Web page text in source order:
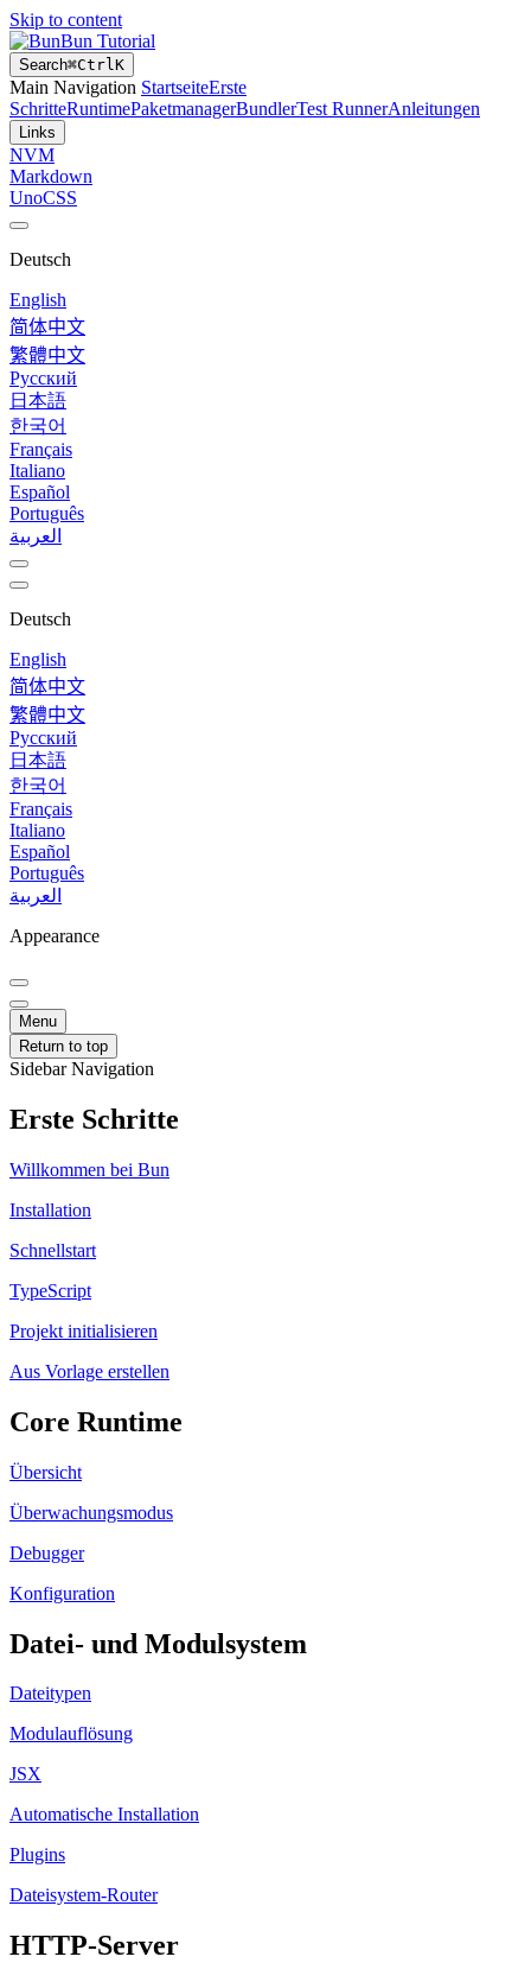
Skip to content
Bun Tutorial
Search⌘CtrlK
Main Navigation StartseiteErste
SchritteRuntimePaketmanagerBundlerTest RunnerAnleitungen
Links
NVM
Markdown
UnoCSS
Deutsch
English
简体中文
繁體中文
Русский
日本語
한국어
Français
Italiano
Español
Português
العربية
Deutsch
English
简体中文
繁體中文
Русский
日本語
한국어
Français
Italiano
Español
Português
العربية
Appearance
Menu
Return to top
Sidebar Navigation
Erste Schritte
Willkommen bei Bun
Installation
Schnellstart
TypeScript
Projekt initialisieren
Aus Vorlage erstellen
Core Runtime
Übersicht
Überwachungsmodus
Debugger
Konfiguration
Datei- und Modulsystem
Dateitypen
Modulauflösung
JSX
Automatische Installation
Plugins
Dateisystem-Router
HTTP-Server